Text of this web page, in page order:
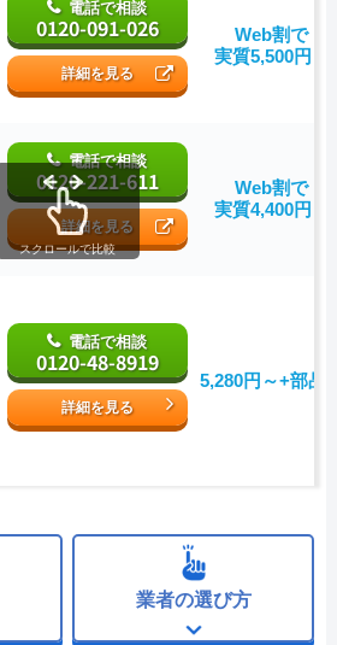
電話で相談
0120-091-026
詳細を見る
Web割で
実質5,500円～
電話で相談
0120-221-611
詳細を見る
Web割で
実質4,400円～
電話で相談
0120-48-8919
詳細を見る
5,280円～+部品
スクロールで比較
業者の選び方